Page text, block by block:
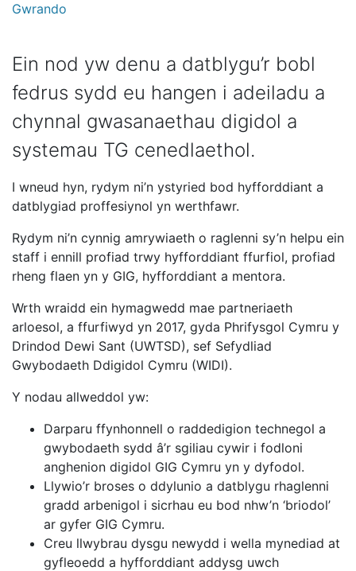
Gwrando
Ein nod yw denu a datblygu’r bobl
fedrus sydd eu hangen i adeiladu a
chynnal gwasanaethau digidol a
systemau TG cenedlaethol.
I wneud hyn, rydym ni’n ystyried bod hyfforddiant a
datblygiad proffesiynol yn werthfawr.
Rydym ni’n cynnig amrywiaeth o raglenni sy’n helpu ein
staff i ennill profiad trwy hyfforddiant ffurfiol, profiad
rheng flaen yn y GIG, hyfforddiant a mentora.
Wrth wraidd ein hymagwedd mae partneriaeth
arloesol, a ffurfiwyd yn 2017, gyda Phrifysgol Cymru y
Drindod Dewi Sant (UWTSD), sef Sefydliad
Gwybodaeth Ddigidol Cymru (WIDI).
Y nodau allweddol yw:
Darparu ffynhonnell o raddedigion technegol a
gwybodaeth sydd â’r sgiliau cywir i fodloni
anghenion digidol GIG Cymru yn y dyfodol.
Llywio’r broses o ddylunio a datblygu rhaglenni
gradd arbenigol i sicrhau eu bod nhw’n ‘briodol’
ar gyfer GIG Cymru.
Creu llwybrau dysgu newydd i wella mynediad at
gyfleoedd a hyfforddiant addysg uwch